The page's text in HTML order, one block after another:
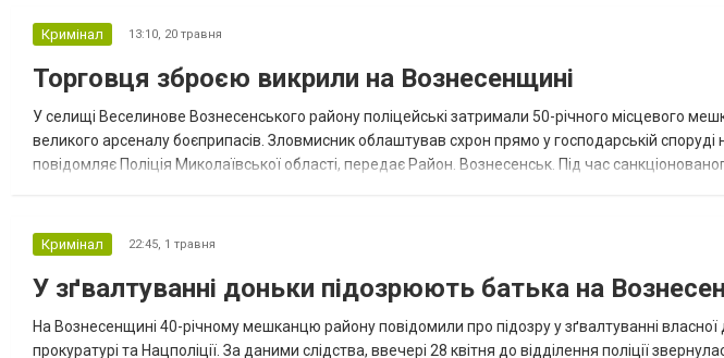
Кримінал 13:10, 20 травня
Торговця зброєю викрили на Вознесенщині
У селищі Веселинове Вознесенського району поліцейські затримали 50-річного місцевого
великого арсеналу боєприпасів. Зловмисник облаштував схрон прямо у господарській споруді
повідомляє Поліція Миколаївської області, передає Район. Вознесенськ. Під час
Кримінал 22:45, 1 травня
У зґвалтуванні доньки підозрюють батька на
На Вознесенщині 40-річному мешканцю району повідомили про підозру у зґвалтуванні
прокуратурі та Нацполіції. За даними слідства, ввечері 28 квітня до відділення поліції